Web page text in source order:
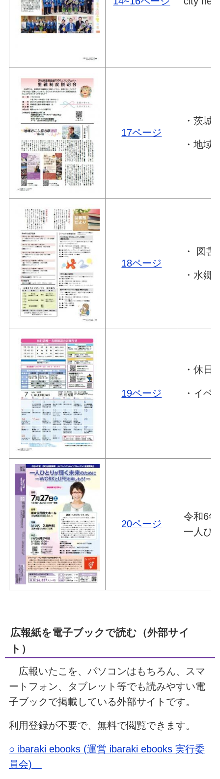
17ページ
・茨城
・地域
18ページ
・ 図
・水郷
19ページ
・休日
・イベ
20ページ
令和6
一人ひ
広報紙を電子ブックで読む（外部サイ
ト）
広報いたこを、パソコンはもちろん、スマ
ートフォン、タブレット等でも読みやすい電
子ブックで掲載している外部サイトです。
利用登録が不要で、無料で閲覧できます。
○ ibaraki ebooks (運営 ibaraki ebooks 実行委
員会)